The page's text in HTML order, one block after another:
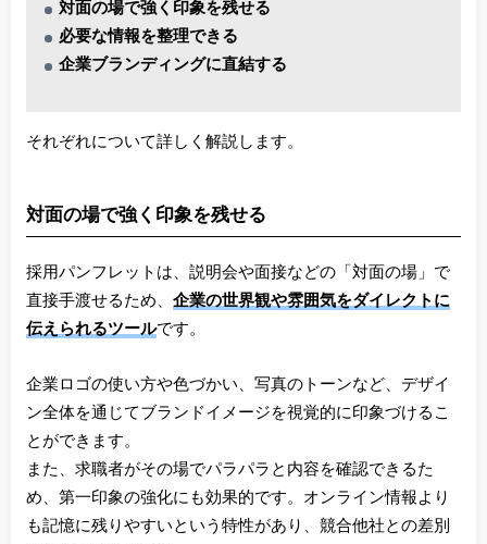
対面の場で強く印象を残せる
必要な情報を整理できる
企業ブランディングに直結する
それぞれについて詳しく解説します。
対面の場で強く印象を残せる
採用パンフレットは、説明会や面接などの「対面の場」で
直接手渡せるため、 企業の世界観や雰囲気をダイレクトに
伝えられるツールです。
企業ロゴの使い方や色づかい、写真のトーンなど、デザイ
ン全体を通じてブランドイメージを視覚的に印象づけるこ
とができます。
また、求職者がその場でパラパラと内容を確認できるた
め、第一印象の強化にも効果的です。オンライン情報より
も記憶に残りやすいという特性があり、競合他社との差別